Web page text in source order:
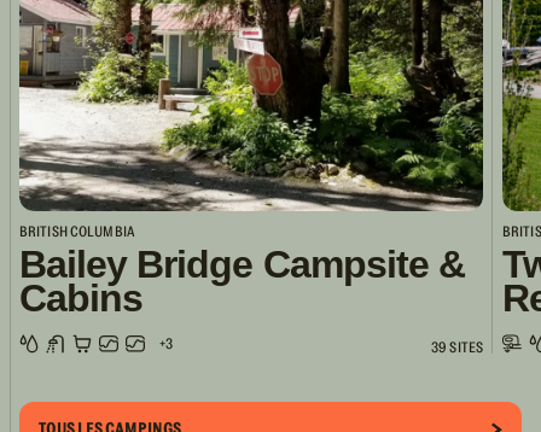
BRITISH COLUMBIA
Bailey Bridge Campsite &
Cabins
+3 39 SITES